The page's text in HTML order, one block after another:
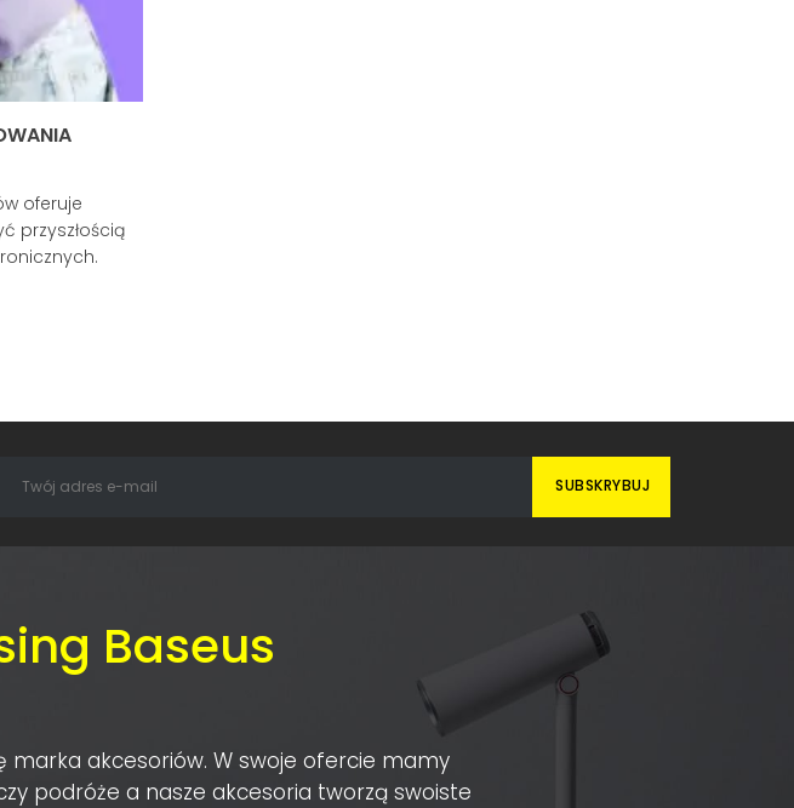
oferuje
przyszłością
SUBSKRYBUJ
Baseus
marka akcesoriów. W swoje ofercie mamy
podróże a nasze akcesoria tworzą swoiste